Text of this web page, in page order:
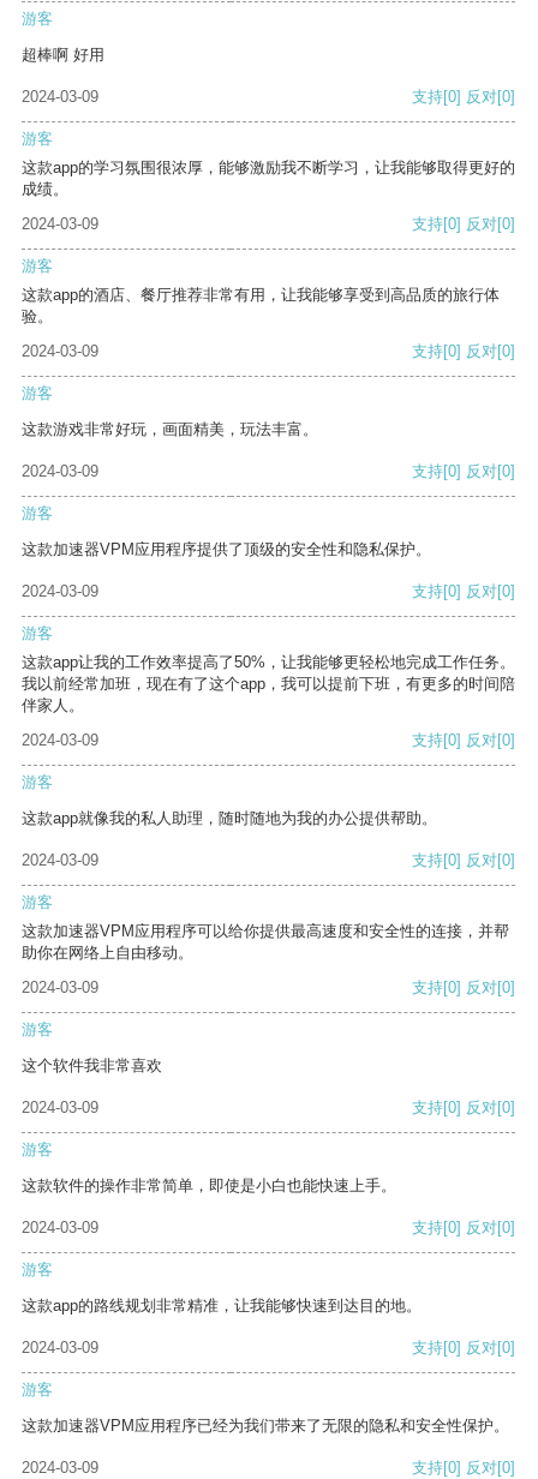
游客
超棒啊 好用
2024-03-09 支持[0] 反对[0]
游客
这款app的学习氛围很浓厚，能够激励我不断学习，让我能够取得更好的
成绩。
2024-03-09
支持[0] 反对[0]
游客
这款app的酒店、餐厅推荐非常有用，让我能够享受到高品质的旅行体
验。
2024-03-09
支持[0] 反对[0]
游客
这款游戏非常好玩，画面精美，玩法丰富。
2024-03-09 支持[0] 反对[0]
游客
这款加速器VPM应用程序提供了顶级的安全性和隐私保护。
2024-03-09 支持[0] 反对[0]
游客
这款app让我的工作效率提高了50%，让我能够更轻松地完成工作任务。
我以前经常加班，现在有了这个app，我可以提前下班，有更多的时间陪
伴家人。
2024-03-09
支持[0] 反对[0]
游客
这款app就像我的私人助理，随时随地为我的办公提供帮助。
2024-03-09 支持[0] 反对[0]
游客
这款加速器VPM应用程序可以给你提供最高速度和安全性的连接，并帮
助你在网络上自由移动。
2024-03-09
支持[0] 反对[0]
游客
这个软件我非常喜欢
2024-03-09 支持[0] 反对[0]
游客
这款软件的操作非常简单，即使是小白也能快速上手。
2024-03-09 支持[0] 反对[0]
游客
这款app的路线规划非常精准，让我能够快速到达目的地。
2024-03-09 支持[0] 反对[0]
游客
这款加速器VPM应用程序已经为我们带来了无限的隐私和安全性保护。
2024-03-09 支持[0] 反对[0]